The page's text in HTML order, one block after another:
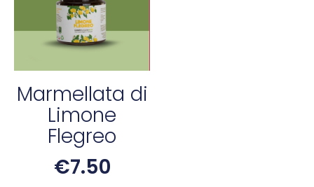
Marmellata di
Limone
Flegreo
€7.50